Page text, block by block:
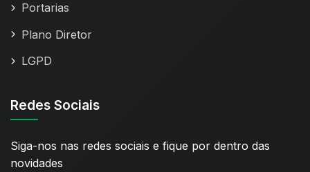
Portarias
Plano Diretor
LGPD
Redes Sociais
Siga-nos nas redes sociais e fique por dentro das
novidades